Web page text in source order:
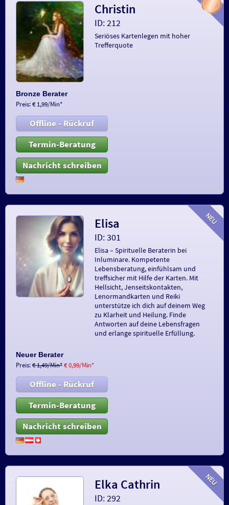
Christin
ID: 212
Seriöses Kartenlegen mit hoher
Trefferquote
Bronze Berater
Preis: € 1,99/Min*
Offline - Rückruf
Termin-Beratung
Nachricht schreiben
Elisa
ID: 301
Elisa – Spirituelle Beraterin bei
Inluminare. Kompetente
Lebensberatung, einfühlsam und
treffsicher mit Hilfe der Karten. Mit
Hellsicht, Jenseitskontakten,
Lenormandkarten und Reiki
unterstütze ich dich auf deinem Weg
zu Klarheit und Heilung. Finde
Antworten auf deine Lebensfragen
und erlange spirituelle Erfüllung.
Neuer Berater
Preis:€ 1,49/Min*€ 0,99/Min*
Offline - Rückruf
Termin-Beratung
Nachricht schreiben
Elka Cathrin
ID: 292